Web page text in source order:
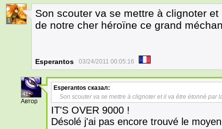
1
Son scouter va se mettre à clignoter
de notre cher héroïne ce grand
Esperantos 03/24/2011 00:05:16
41
Автор
Esperantos сказал:
Son scouter va se mettre à clignoter et il va être étonné
IT'S OVER 9000 !
Désolé j'ai pas encore trouvé le